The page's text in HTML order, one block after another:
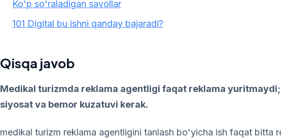
Ko'p so'raladigan savollar
101 Digital bu ishni qanday bajaradi?
Qisqa javob
Medikal turizmda reklama agentligi faqat reklama yuritmaydi;
siyosat va bemor kuzatuvi kerak.
medikal turizm reklama agentligini tanlash bo'yicha ish faqat bitta